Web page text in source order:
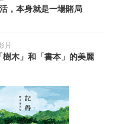
，本身就是一場賭局
片
樹木」和「書本」的美麗